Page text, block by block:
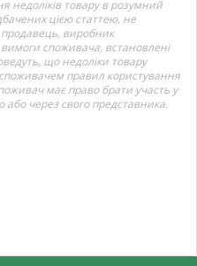
недоліків товару в розумний
цією статтею, не
виробник
споживача, встановлені
що недоліки товару
правил користування
має право брати участь у
або через свого представника.